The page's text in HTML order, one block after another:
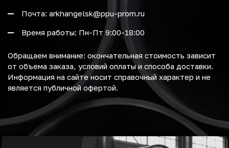
Почта: arkhangelsk@ppu-prom.ru
Время работы: Пн-Пт 9:00-18:00
Обращаем внимание: окончательная стоимость зависит
от объема заказа, условий оплаты и способа доставки.
Информация на сайте носит справочный характер и не
является публичной офертой.